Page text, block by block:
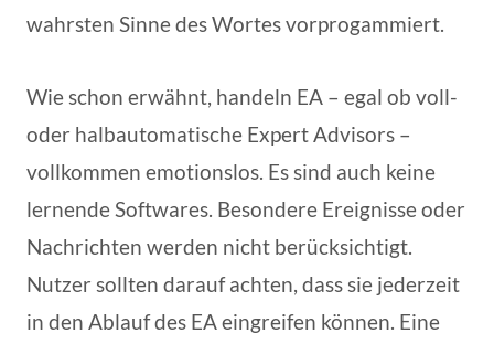
wahrsten Sinne des Wortes vorprogammiert.
Wie schon erwähnt, handeln EA – egal ob voll-
oder halbautomatische Expert Advisors –
vollkommen emotionslos. Es sind auch keine
lernende Softwares. Besondere Ereignisse oder
Nachrichten werden nicht berücksichtigt.
Nutzer sollten darauf achten, dass sie jederzeit
in den Ablauf des EA eingreifen können. Eine